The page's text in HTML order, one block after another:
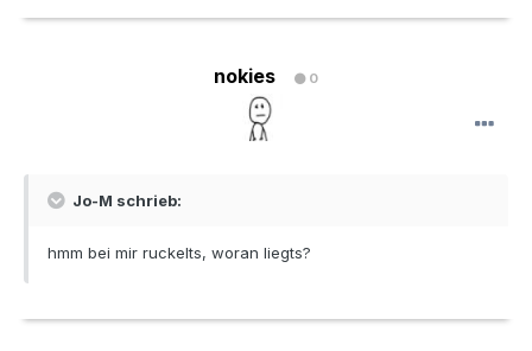
nokies 0
Jo-M schrieb:
hmm bei mir ruckelts, woran liegts?